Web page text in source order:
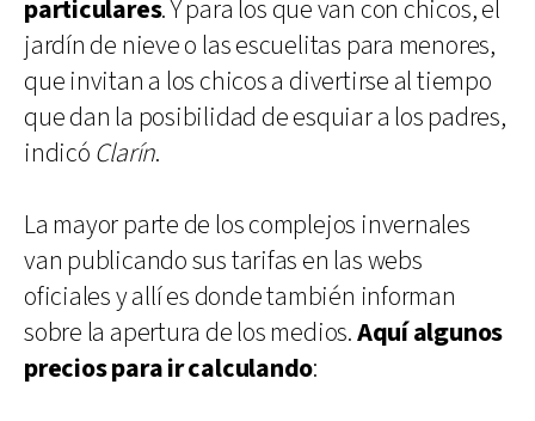
particulares. Y para los que van con chicos, el
jardín de nieve o las escuelitas para menores,
que invitan a los chicos a divertirse al tiempo
que dan la posibilidad de esquiar a los padres,
indicó Clarín.
La mayor parte de los complejos invernales
van publicando sus tarifas en las webs
oficiales y allí es donde también informan
sobre la apertura de los medios.Aquí algunos
precios para ir calculando: